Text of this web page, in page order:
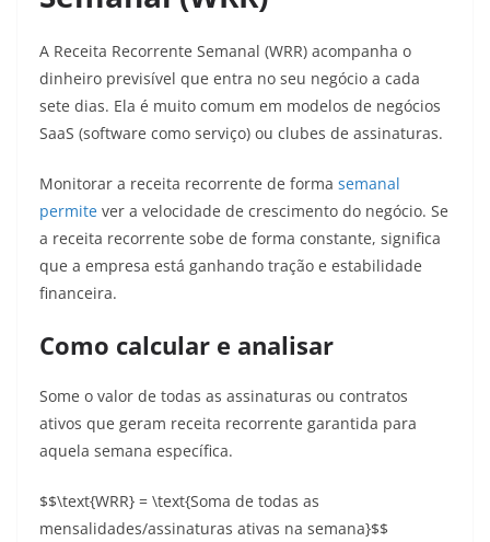
A Receita Recorrente Semanal (WRR) acompanha o
dinheiro previsível que entra no seu negócio a cada
sete dias. Ela é muito comum em modelos de negócios
SaaS (software como serviço) ou clubes de assinaturas.
Monitorar a receita recorrente de forma semanal
permite ver a velocidade de crescimento do negócio. Se
a receita recorrente sobe de forma constante, significa
que a empresa está ganhando tração e estabilidade
financeira.
Como calcular e analisar
Some o valor de todas as assinaturas ou contratos
ativos que geram receita recorrente garantida para
aquela semana específica.
$$\text{WRR} = \text{Soma de todas as
mensalidades/assinaturas ativas na semana}$$